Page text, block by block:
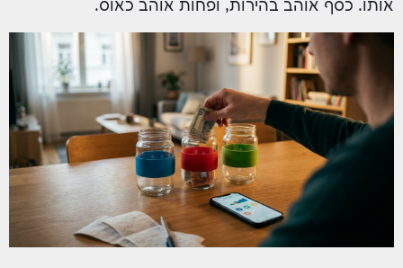
אותו. כסף אוהב בהירות, ופחות אוהב כאוס.